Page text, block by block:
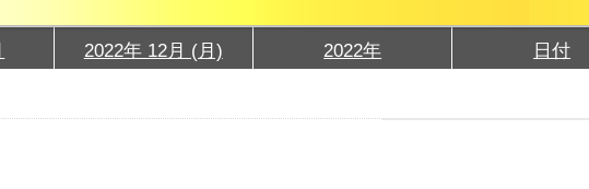
2022年 12月 (月) 2022年 日付